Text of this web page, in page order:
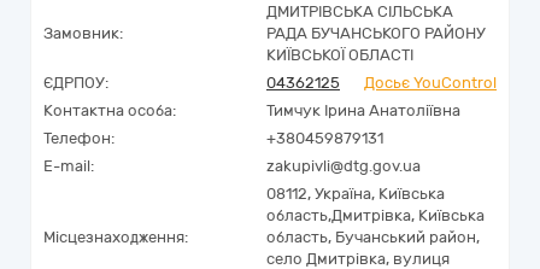
Замовник:
ДМИТРІВСЬКА СІЛЬСЬКА
РАДА БУЧАНСЬКОГО РАЙОНУ
КИЇВСЬКОЇ ОБЛАСТІ
ЄДРПОУ:
04362125
Досьє YouControl
Контактна особа:
Тимчук Ірина Анатоліївна
Телефон:
+380459879131
E-mail:
zakupivli@dtg.gov.ua
Місцезнаходження:
08112, Україна, Київська
область,Дмитрівка, Київська
область, Бучанський район,
село Дмитрівка, вулиця